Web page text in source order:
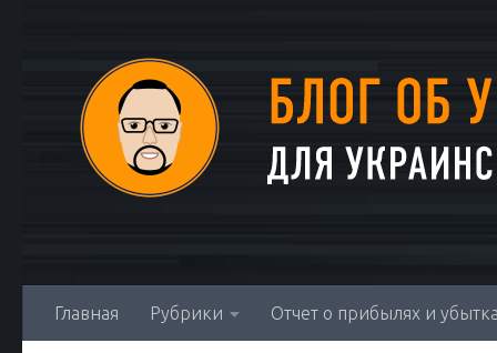
Главная Рубрики Отчет о прибылях и